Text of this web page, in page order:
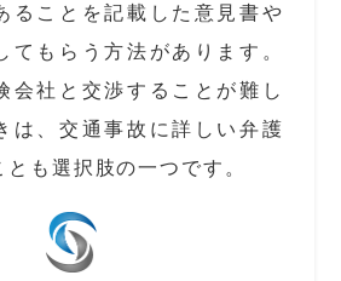
ることを記載した意見書や
てもらう方法があります。
会社と交渉することが難し
は、交通事故に詳しい弁護
も選択肢の一つです。